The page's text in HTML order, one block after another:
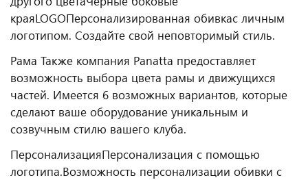
краяLOGOПерсонализированная обивкас личным
логотипом. Создайте свой неповторимый стиль.
Рама Также компания Panatta предоставляет
возможность выбора цвета рамы и движущихся
частей. Имеется 6 возможных вариантов, которые
сделают ваше оборудование уникальным и
созвучным стилю вашего клуба.
ПерсонализацияПерсонализация с помощью
логотипа.Возможность персонализации обивки с